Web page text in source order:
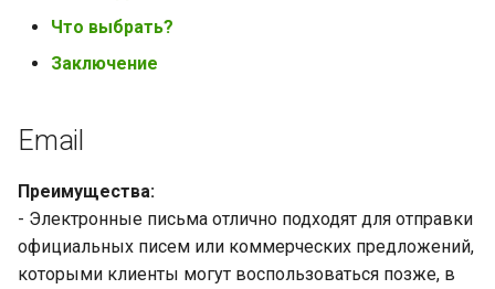
Что выбрать?
Заключение
Email
Преимущества:
- Электронные письма отлично подходят для отправки
официальных писем или коммерческих предложений,
которыми клиенты могут воспользоваться позже, в